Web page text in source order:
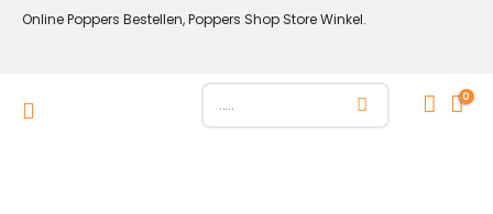
Online Poppers Bestellen, Poppers Shop Store Winkel.
0